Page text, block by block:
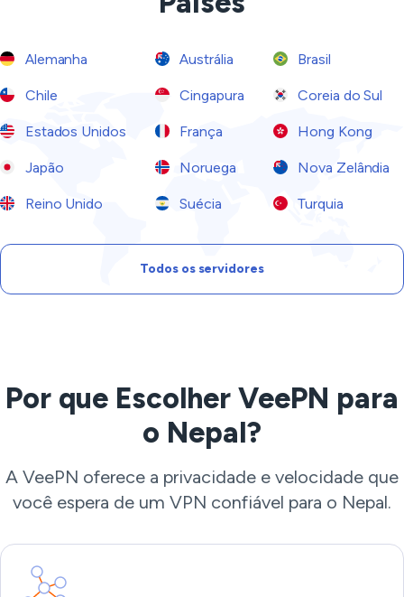
Alemanha Austrália Brasil
Chile Cingapura Coreia do Sul
Estados Unidos França Hong Kong
Japão Noruega Nova Zelândia
Reino Unido Suécia Turquia
Todos os servidores
Por que Escolher VeePN para
o Nepal?
A VeePN oferece a privacidade e velocidade que
você espera de um VPN confiável para o Nepal.